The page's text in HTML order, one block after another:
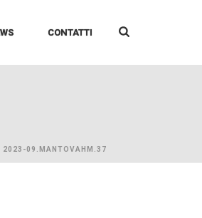
CONTATTI
2023-09.MANTOVAHM.37